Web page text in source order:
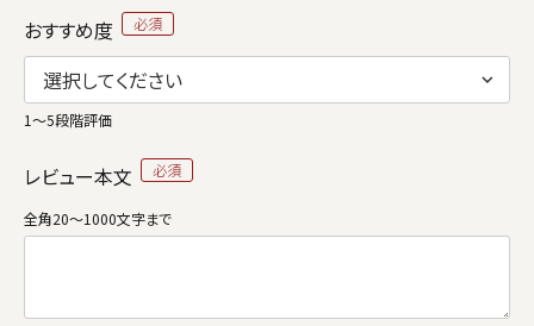
おすすめ度
1～5段階評価
レビュー本文
全角20～1000文字まで